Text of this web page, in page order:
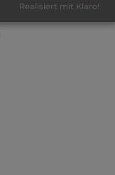
Realisiert mit Klaro!